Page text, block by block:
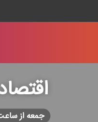
جمعه از ساعت 14:05 به مدت 55